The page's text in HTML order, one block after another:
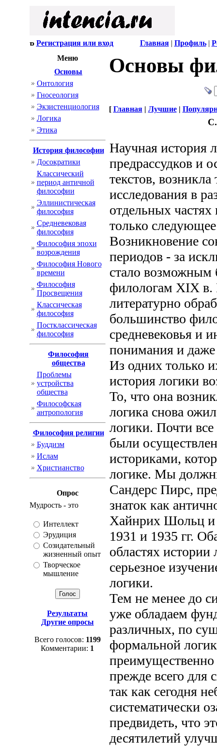
Регистрация или вход Главная| Профиль|
Меню
Основы
Онтология
Гносеология
Экзистенциология
Логика
Этика
История философии
Досократики
Классический
период античной
философии
Эллинистическая
философия
Cредневековая
философия
Философия эпохи
возрождения
Философия Нового
времени
Философия
Просвещения
Классическая
философия
Постклассическая
философия
Философия
общества
Проблемы
устройства
общества
Философская
антропология
Философия религии
Буддизм
Ислам
Христианство
Опрос
Мудрость - это
Интеллект
Эрудиция
Созидательный
жизненный опыт
Творческое
мышление
Результаты
Другие опросы
Всего голосов: 1199
Комментарии: 1
Основы
[ Главная| Лучшие|
Научная история
предрассудков и
текстов,
исследования в
отдельных частях
только
Возникновение
периодов - за
стало возможным
филологам XIX в.
литературно
большинство
средневековья и
понимания и даже
Из одних только
история логики
То, что она
логика снова
логики. Почти
были
историками,
логике. Мы
Сандерс Пирс,
знаток как
Хайнрих Шольц и
1931 и 1935 гг.
областях истории
серьезное
логики.
Тем не менее до
уже обладаем
различных, по
формальной
прежде всего для
так как сегодня
систематически
предвидеть, что
десятилетий